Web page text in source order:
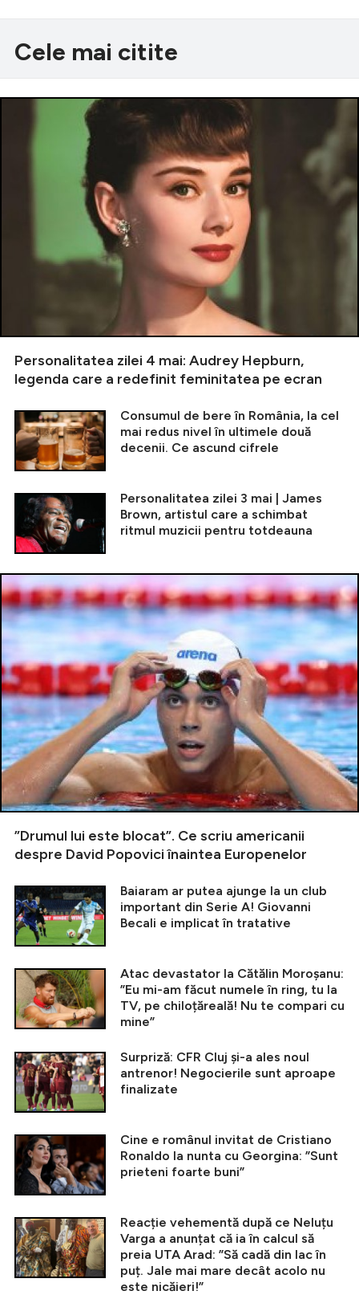
Cele mai citite
Personalitatea zilei 4 mai: Audrey Hepburn,
legenda care a redefinit feminitatea pe ecran
Consumul de bere în România, la cel
mai redus nivel în ultimele două
decenii. Ce ascund cifrele
Personalitatea zilei 3 mai | James
Brown, artistul care a schimbat
ritmul muzicii pentru totdeauna
”Drumul lui este blocat”. Ce scriu americanii
despre David Popovici înaintea Europenelor
Baiaram ar putea ajunge la un club
important din Serie A! Giovanni
Becali e implicat în tratative
Atac devastator la Cătălin Moroșanu:
”Eu mi-am făcut numele în ring, tu la
TV, pe chiloțăreală! Nu te compari cu
mine”
Surpriză: CFR Cluj și-a ales noul
antrenor! Negocierile sunt aproape
finalizate
Cine e românul invitat de Cristiano
Ronaldo la nunta cu Georgina: ”Sunt
prieteni foarte buni”
Reacție vehementă după ce Neluțu
Varga a anunțat că ia în calcul să
preia UTA Arad: ”Să cadă din lac în
puț. Jale mai mare decât acolo nu
este nicăieri!”